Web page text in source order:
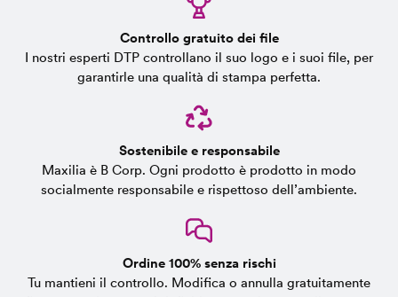
Controllo gratuito dei file
I nostri esperti DTP controllano il suo logo e i suoi file, per
garantirle una qualità di stampa perfetta.
Sostenibile e responsabile
Maxilia è B Corp. Ogni prodotto è prodotto in modo
socialmente responsabile e rispettoso dell’ambiente.
Ordine 100% senza rischi
Tu mantieni il controllo. Modifica o annulla gratuitamente